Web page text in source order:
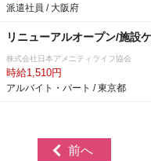
派遣社員 / 大阪府
リニューアルオープン/施設
株式会社日本アメニティライフ協会
時給1,510円
アルバイト・パート / 東京都
前へ